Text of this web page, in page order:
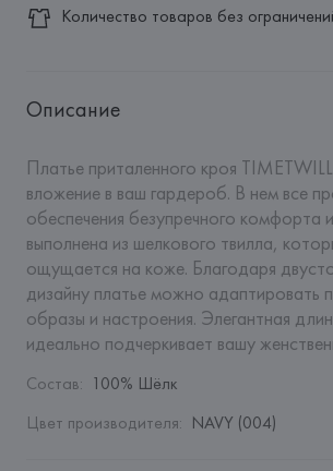
Количество товаров без
Описание
Платье приталенного кроя
вложение в ваш гардероб. В нем все
обеспечения безупречного комфорта
выполнена из шелкового твилла,
ощущается на коже. Благодаря
дизайну платье можно адаптировать
образы и настроения. Элегантная
идеально подчеркивает вашу
Состав: 100% Шёлк
Цвет производителя: NAVY (004)